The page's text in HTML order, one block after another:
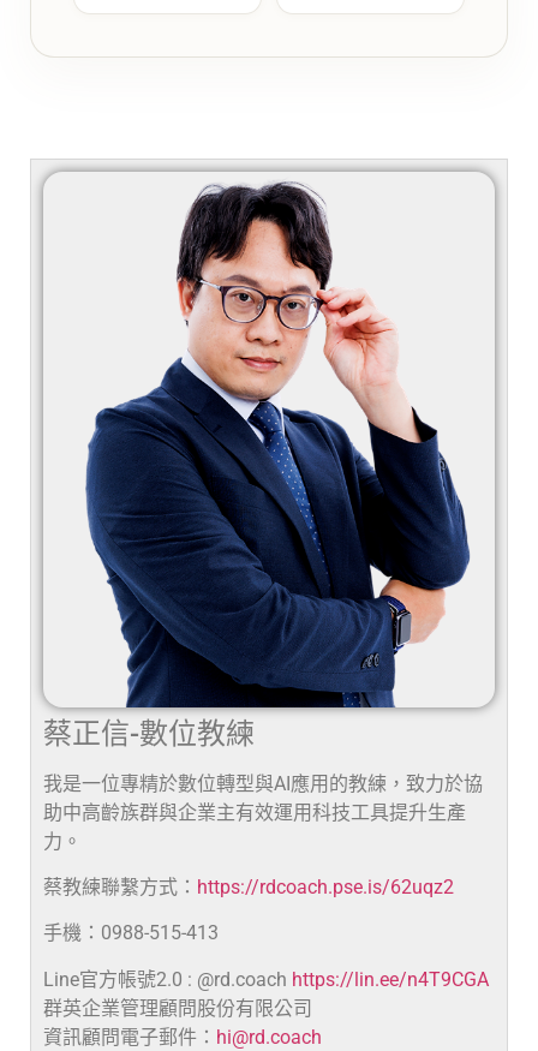
蔡正信-數位教練
我是一位專精於數位轉型與AI應用的教練，致力於協
助中高齡族群與企業主有效運用科技工具提升生產
力。
蔡教練聯繫方式： https://rdcoach.pse.is/62uqz2
手機：0988-515-413
Line官方帳號2.0 : @rd.coach https://lin.ee/n4T9CGA
群英企業管理顧問股份有限公司
資訊顧問電子郵件： hi@rd.coach